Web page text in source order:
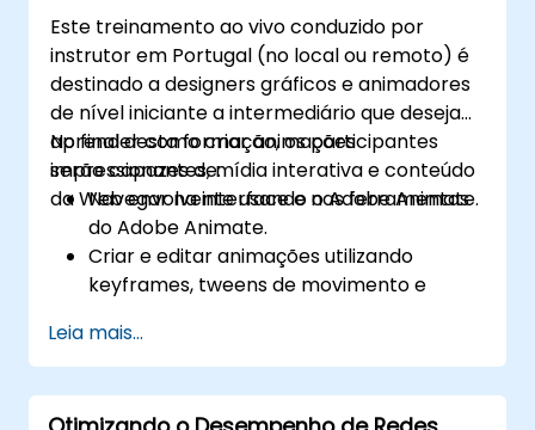
Este treinamento ao vivo conduzido por
instrutor em Portugal (no local ou remoto) é
destinado a designers gráficos e animadores
de nível iniciante a intermediário que desejam
aprender como criar animações
impressionantes, mídia interativa e conteúdo
da Web envolvente usando o Adobe Animate.
No final desta formação, os participantes
serão capazes de:
Navegar na interface e nas ferramentas
do Adobe Animate.
Criar e editar animações utilizando
keyframes, tweens de movimento e
Conceber animações e aplicações
interactivas com ActionScript e
JavaScript.
Leia mais...